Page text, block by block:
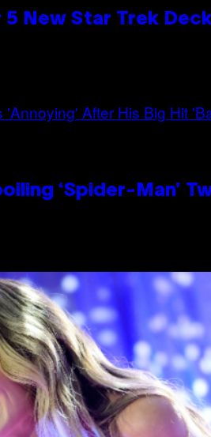
New Star Trek
‘Spider-Man’